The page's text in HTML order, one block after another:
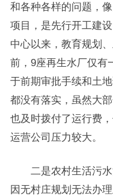
和各种各样的问题，
项目，是先行开工建
中心以来，教育规划
前，9座再生水厂仅有
于前期审批手续和土
都没有落实，虽然大
也及时拨付了运行费
运营公司压力较大。
二是农村生活污水
因无村庄规划无法办